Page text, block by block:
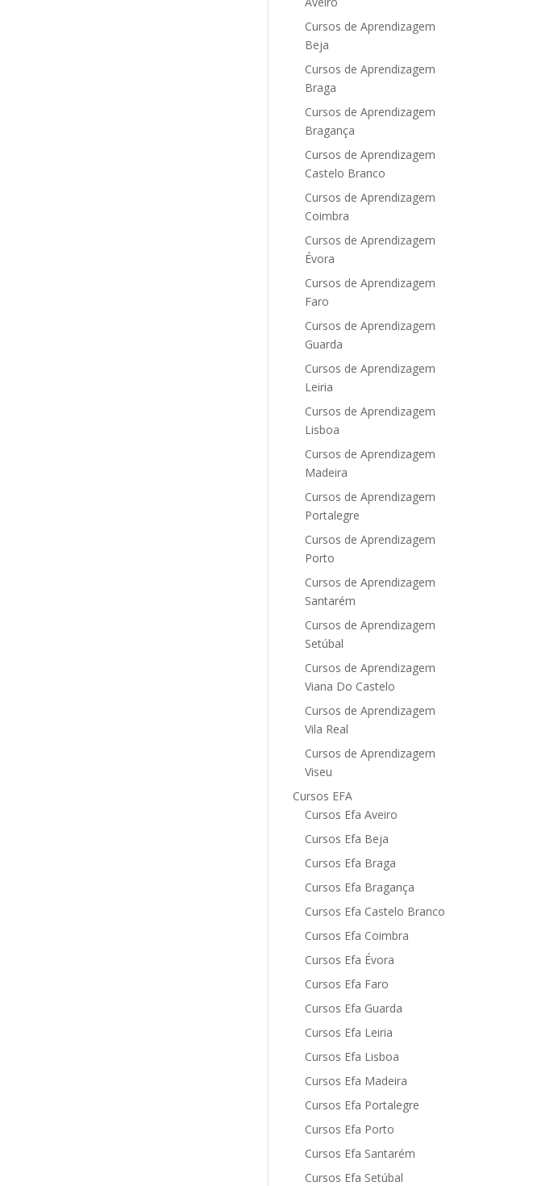
Cursos de Aprendizagem
Beja
Cursos de Aprendizagem
Braga
Cursos de Aprendizagem
Bragança
Cursos de Aprendizagem
Castelo Branco
Cursos de Aprendizagem
Coimbra
Cursos de Aprendizagem
Évora
Cursos de Aprendizagem
Faro
Cursos de Aprendizagem
Guarda
Cursos de Aprendizagem
Leiria
Cursos de Aprendizagem
Lisboa
Cursos de Aprendizagem
Madeira
Cursos de Aprendizagem
Portalegre
Cursos de Aprendizagem
Porto
Cursos de Aprendizagem
Santarém
Cursos de Aprendizagem
Setúbal
Cursos de Aprendizagem
Viana Do Castelo
Cursos de Aprendizagem
Vila Real
Cursos de Aprendizagem
Viseu
Cursos EFA
Cursos Efa Aveiro
Cursos Efa Beja
Cursos Efa Braga
Cursos Efa Bragança
Cursos Efa Castelo Branco
Cursos Efa Coimbra
Cursos Efa Évora
Cursos Efa Faro
Cursos Efa Guarda
Cursos Efa Leiria
Cursos Efa Lisboa
Cursos Efa Madeira
Cursos Efa Portalegre
Cursos Efa Porto
Cursos Efa Santarém
Cursos Efa Setúbal